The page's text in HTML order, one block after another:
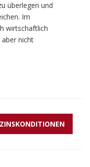
überlegen und
Im
wirtschaftlich
aber nicht
ZINSKONDITIONEN